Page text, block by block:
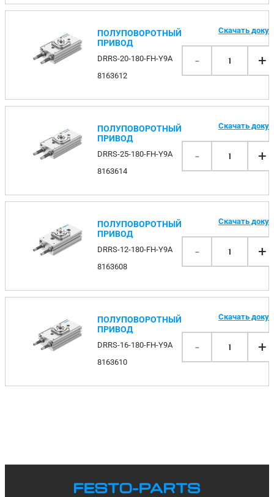
ПОЛУПОВОРОТНЫЙ
ПРИВОД
DRRS-20-180-FH-Y9A
8163612
Скачать
- 1 +
ПОЛУПОВОРОТНЫЙ
ПРИВОД
DRRS-25-180-FH-Y9A
8163614
Скачать
- 1 +
ПОЛУПОВОРОТНЫЙ
ПРИВОД
DRRS-12-180-FH-Y9A
8163608
Скачать
- 1 +
ПОЛУПОВОРОТНЫЙ
ПРИВОД
DRRS-16-180-FH-Y9A
8163610
Скачать
- 1 +